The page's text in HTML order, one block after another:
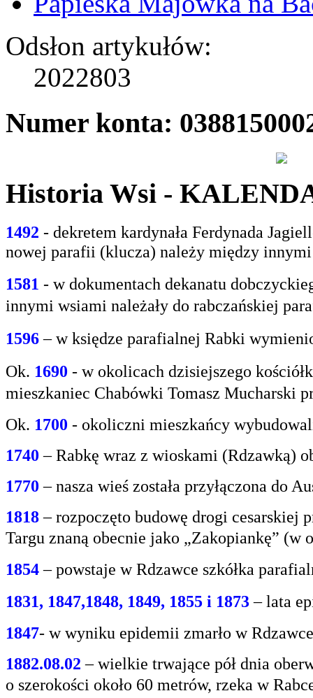
Odsłon artykułów:
2022803
Numer konta:
Historia Wsi -
1492 - dekretem kardynała Ferdynada
nowej parafii (klucza) należy między
1581 - wdokumentach dekanatu
innymi wsiami należały do rabczańskiej
1596– w księdze parafialnej Rabki
Ok. 1690 - w okolicach dzisiejszego
mieszkaniec Chabówki Tomasz Mucharski
Ok. 1700 - okoliczni mieszkańcy
1740 – Rabkę wraz z wioskami (Rdzawką)
1770 – nasza wieś została przyłączona do
1818– rozpoczęto budowę drogi cesarskiej
Targu znaną obecnie jako „Zakopiankę” (w
1854 – powstaje w Rdzawce szkółka
1831, 1847,1848, 1849, 1855 i 1873 – lata
1847- w wyniku epidemii zmarło w
1882.08.02 – wielkie trwające pół dnia
o szerokości około 60 metrów, rzeka w